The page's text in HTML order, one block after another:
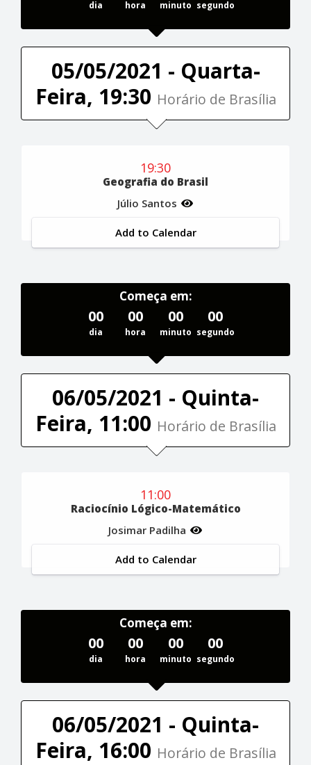
dia hora minuto segundo
05/05/2021 - Quarta-
Feira, 19:30 Horário de Brasília
19:30
Geografia do Brasil
Júlio Santos
Add to Calendar
Começa em:
00
dia
00
hora
00
minuto
00
segundo
06/05/2021 - Quinta-
Feira, 11:00 Horário de Brasília
11:00
Raciocínio Lógico-Matemático
Josimar Padilha
Add to Calendar
Começa em:
00
dia
00
hora
00
minuto
00
segundo
06/05/2021 - Quinta-
Feira, 16:00 Horário de Brasília